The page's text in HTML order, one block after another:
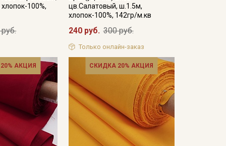
100%,
цв.Салатовый, ш.1.5м,
хлопок-100%, 142гр/м.кв
240 руб. 300 руб.
Только онлайн-заказ
АКЦИЯ СКИДКА 20% АКЦИЯ